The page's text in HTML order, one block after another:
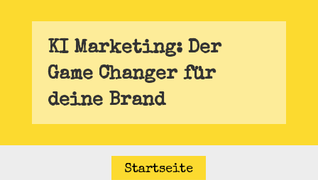
KI Marketing: Der
Game Changer für
deine Brand
Startseite